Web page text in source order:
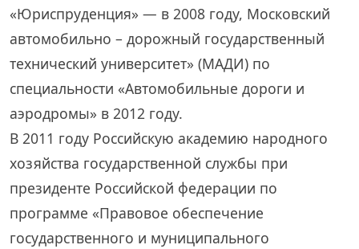
«Юриспруденция» — в 2008 году, Московский
автомобильно – дорожный государственный
технический университет» (МАДИ) по
специальности «Автомобильные дороги и
аэродромы» в 2012 году.
В 2011 году Российскую академию народного
хозяйства государственной службы при
президенте Российской федерации по
программе «Правовое обеспечение
государственного и муниципального